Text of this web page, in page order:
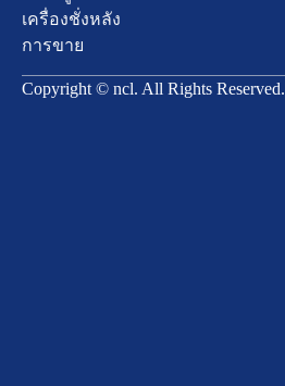
เครื่องชั่งหลัง
การขาย
Copyright © ncl. All Rights Reserved.